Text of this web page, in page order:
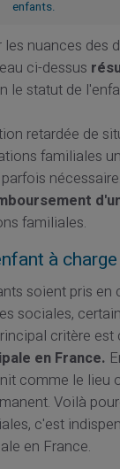
enfants.
les nuances des
ci-dessus
le statut de
retardée de
familiales
familiales.
à charge
soient pris en
sociales,
critère est
en France.
comme le lieu
Voilà
c'est
en France.